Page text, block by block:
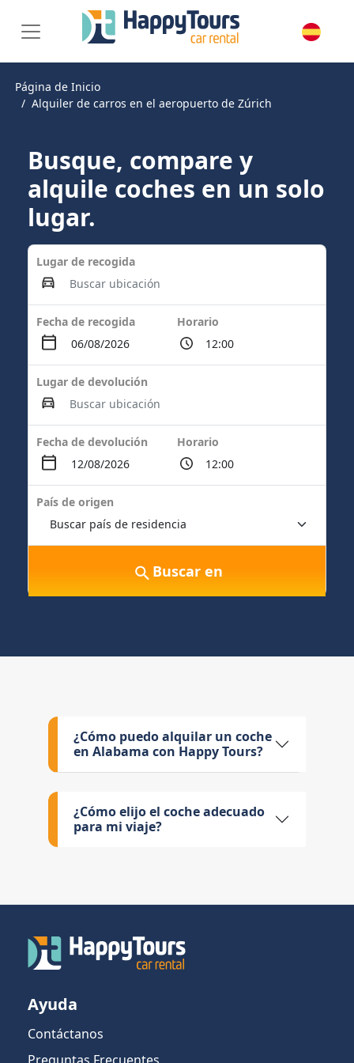
Página de Inicio
Alquiler de carros en el aeropuerto de Zúrich
Busque, compare y
alquile coches en un solo
lugar.
Lugar de recogida
Fecha de recogida Horario
Lugar de devolución
Fecha de devolución Horario
País de origen
Buscar en
¿Cómo puedo alquilar un coche
en Alabama con Happy Tours?
¿Cómo elijo el coche adecuado
para mi viaje?
Ayuda
Contáctanos